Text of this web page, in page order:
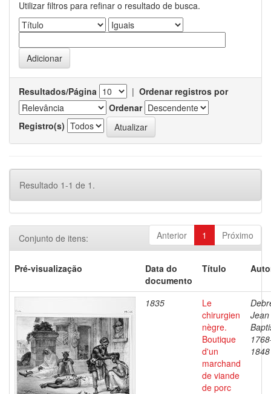
Utilizar filtros para refinar o resultado de busca.
Resultados/Página | Ordenar registros por
Ordenar
Registro(s)
Resultado 1-1 de 1.
Anterior 1 Próximo
Conjunto de itens:
Pré-visualização
Data do
documento
Título
1835
Le
chirurgien
nègre.
Boutique
d'un
marchand
de viande
de porc
Jean
1848